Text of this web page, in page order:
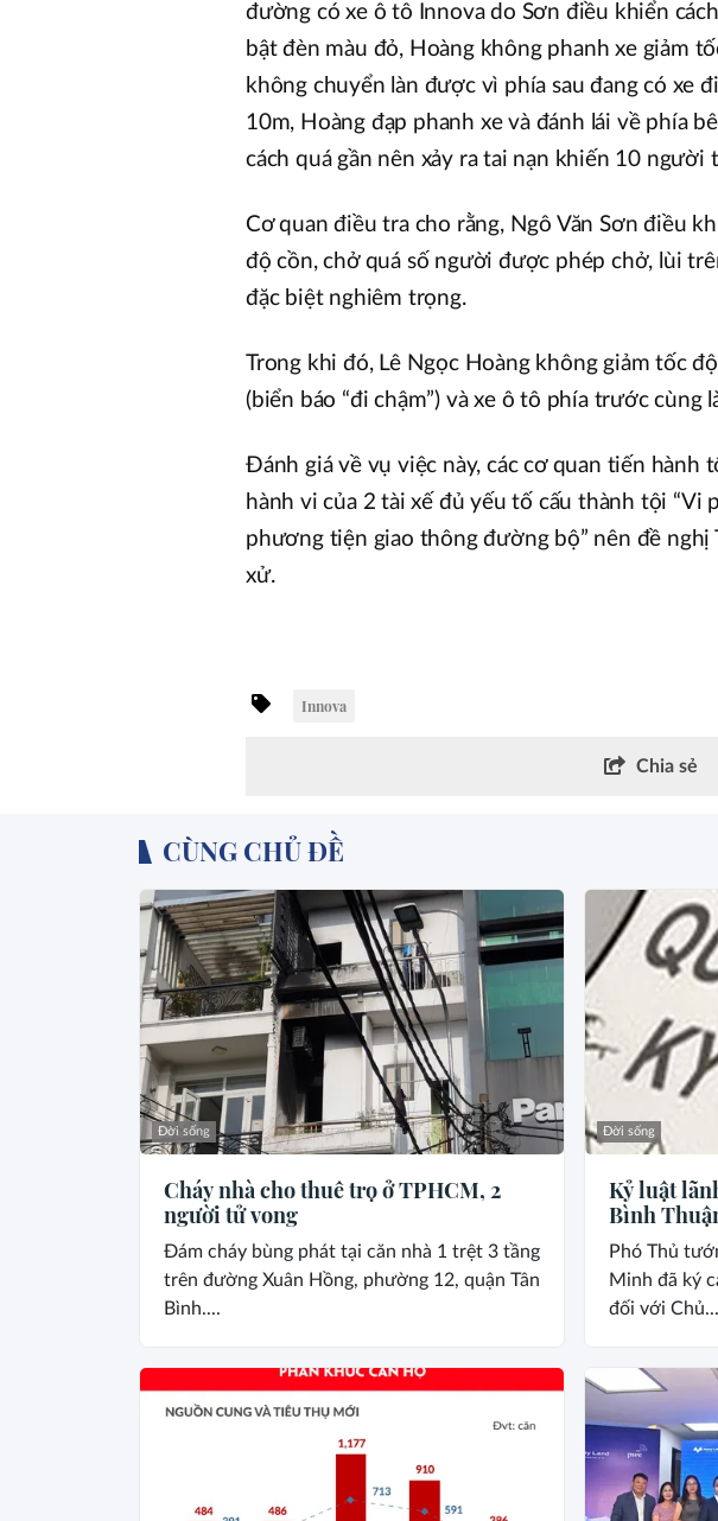
đường có xe ô tô Innova do Sơn điều khiển
bật đèn màu đỏ, Hoàng không phanh xe giảm
không chuyển làn được vì phía sau đang có xe
10m, Hoàng đạp phanh xe và đánh lái về phía
cách quá gần nên xảy ra tai nạn khiến 10 người
Cơ quan điều tra cho rằng, Ngô Văn Sơn điều
độ cồn, chở quá số người được phép chở, lùi
đặc biệt nghiêm trọng.
Trong khi đó, Lê Ngọc Hoàng không giảm tốc
(biển báo “đi chậm”) và xe ô tô phía trước cùng
Đánh giá về vụ việc này, các cơ quan tiến hành
hành vi của 2 tài xế đủ yếu tố cấu thành tội “Vi
phương tiện giao thông đường bộ” nên đề nghị
xử.
Innova
Chia sẻ
CÙNG CHỦ ĐỀ
Đời sống
Cháy nhà cho thuê trọ ở TPHCM, 2
người tử vong
Đám cháy bùng phát tại căn nhà 1 trệt 3 tầng
trên đường Xuân Hồng, phường 12, quận Tân
Bình....
Đời sống
Kỷ luật
Bình
Phó Thủ
Minh đã ký
đối với Chủ...